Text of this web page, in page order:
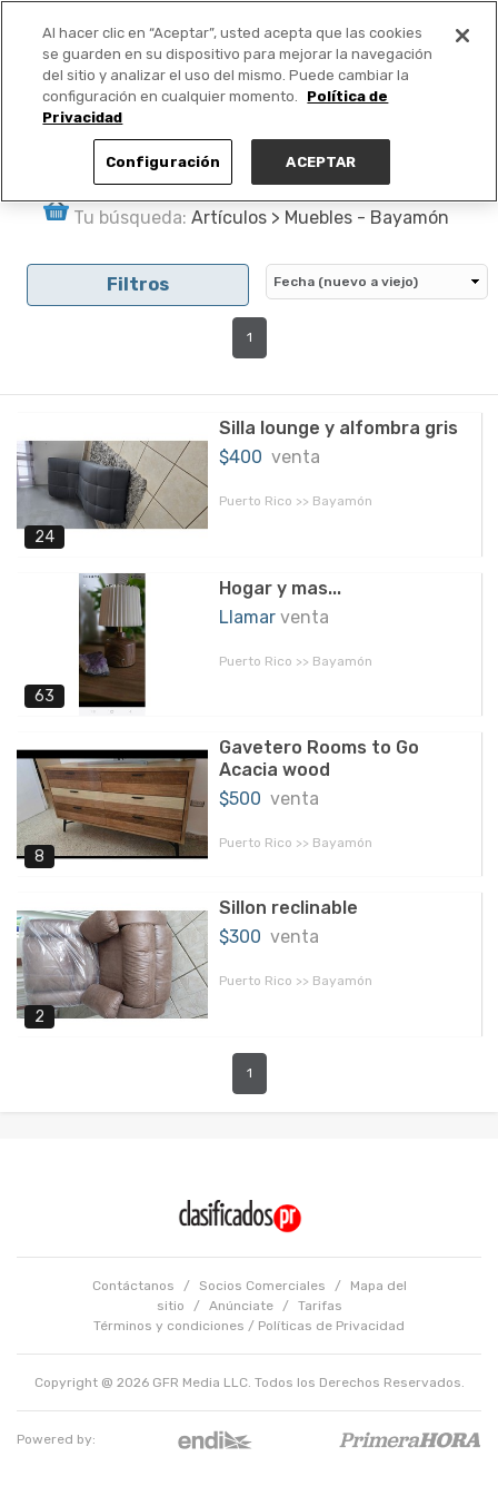
PUBLICA GRATIS +
Tu búsqueda: Artículos > Muebles - Bayamón
Filtros
1
24
Silla lounge y alfombra gris
$400 venta
Puerto Rico >> Bayamón
63
Hogar y mas...
Llamar venta
Puerto Rico >> Bayamón
8
Gavetero Rooms to Go
Acacia wood
$500 venta
Puerto Rico >> Bayamón
2
Sillon reclinable
$300 venta
Puerto Rico >> Bayamón
1
Contáctanos / Socios Comerciales /
Mapa del
sitio
/ Anúnciate /
Tarifas
Términos y condiciones / Políticas de Privacidad
Copyright @ 2026 GFR Media LLC. Todos los Derechos Reservados.
Powered by:
Al hacer clic en “Aceptar”, usted acepta que las cookies
se guarden en su dispositivo para mejorar la navegación
del sitio y analizar el uso del mismo. Puede cambiar la
configuración en cualquier momento.
Política de
Privacidad
Configuración ACEPTAR